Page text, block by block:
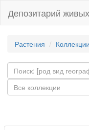
Депозитарий
Растения Коллекции
Все коллекции